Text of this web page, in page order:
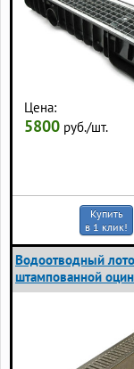
Цена:
5800 руб./шт.
Купить
в 1 клик!
Водоотводный
штампованной